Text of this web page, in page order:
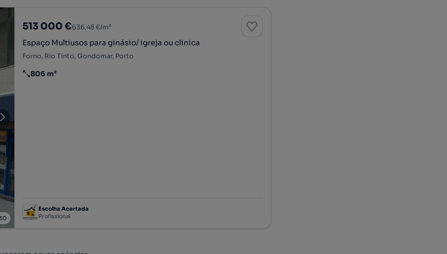
513 000 €636,48 €/m²
Espaço Multiusos para ginásio/ igreja ou clinica
Forno, Rio Tinto, Gondomar, Porto
Preço por metro quadrado
806 m²
Escolha Acertada
Profissional